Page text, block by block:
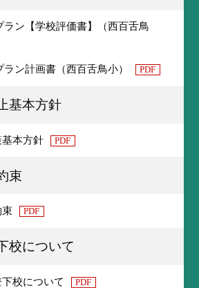
ラン【学校評価書】（西百舌鳥
ラン計画書（西百舌鳥小） PDF
基本方針
本方針 PDF
束
PDF
校について
校について PDF